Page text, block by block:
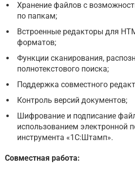
Хранение файлов с
по папкам;
Встроенные редакторы для
форматов;
Функции сканирования,
полнотекстового поиска;
Поддержка совместного
Контроль версий документов;
Шифрование и подписание
использованием электронной
инструмента «1С:Штамп».
Совместная работа: